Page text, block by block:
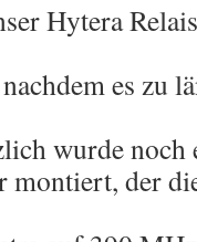
„in
Hytera
es zu
wurde noch
montiert, der